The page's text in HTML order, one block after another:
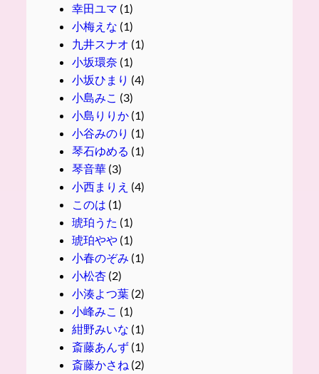
幸田ユマ (1)
小梅えな (1)
九井スナオ (1)
小坂環奈 (1)
小坂ひまり (4)
小島みこ (3)
小島りりか(1)
小谷みのり (1)
琴石ゆめる (1)
琴音華(3)
小西まりえ (4)
このは (1)
琥珀うた (1)
琥珀やや(1)
小春のぞみ (1)
小松杏(2)
小湊よつ葉(2)
小峰みこ (1)
紺野みいな (1)
斎藤あんず(1)
斎藤かさね (2)